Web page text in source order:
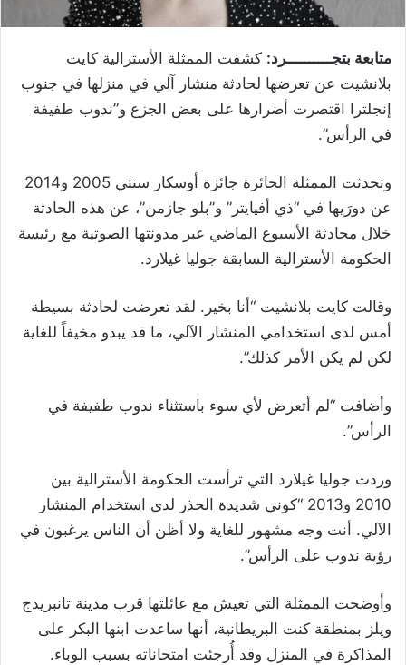
متابعة بتجــــــــــرد: كشفت الممثلة الأسترالية كايت
بلانشيت عن تعرضها لحادثة منشار آلي في منزلها في جنوب
إنجلترا اقتصرت أضرارها على بعض الجزع و”ندوب طفيفة
في الرأس”.
وتحدثت الممثلة الحائزة جائزة أوسكار سنتي 2005 و2014
عن دورَيها في “ذي أفيايتر” و”بلو جازمن”، عن هذه الحادثة
خلال محادثة الأسبوع الماضي عبر مدونتها الصوتية مع رئيسة
الحكومة الأسترالية السابقة جوليا غيلارد.
وقالت كايت بلانشيت “أنا بخير. لقد تعرضت لحادثة بسيطة
أمس لدى استخدامي المنشار الآلي، ما قد يبدو مخيفاً للغاية
لكن لم يكن الأمر كذلك”.
وأضافت “لم أتعرض لأي سوء باستثناء ندوب طفيفة في
الرأس”.
وردت جوليا غيلارد التي ترأست الحكومة الأسترالية بين
2010 و2013 “كوني شديدة الحذر لدى استخدام المنشار
الآلي. أنت وجه مشهور للغاية ولا أظن أن الناس يرغبون في
رؤية ندوب على الرأس”.
وأوضحت الممثلة التي تعيش مع عائلتها قرب مدينة تانبريدج
ويلز بمنطقة كنت البريطانية، أنها ساعدت ابنها البكر على
المذاكرة في المنزل وقد أُرجئت امتحاناته بسبب الوباء.